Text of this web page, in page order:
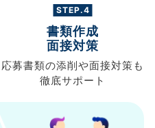
STEP.4
書類作成
面接対策
応募書類の添削や面接対策も
徹底サポート